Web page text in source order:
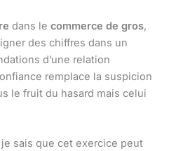
dans le commerce de gros,
des chiffres dans un
d’une relation
remplace la suspicion
le fruit du hasard mais celui
sais que cet exercice peut